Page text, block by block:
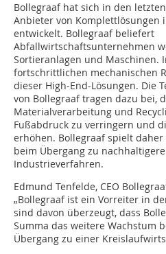
Bollegraaf hat sich in den
Anbieter von Komplettlösungen
entwickelt. Bollegraaf beliefert
Abfallwirtschaftsunternehmen
Sortieranlagen und Maschinen.
fortschrittlichen mechanischen
dieser High-End-Lösungen. Die
von Bollegraaf tragen dazu bei,
Materialverarbeitung und
Fußabdruck zu verringern und
erhöhen. Bollegraaf spielt
beim Übergang zu
Industrieverfahren.
Edmund Tenfelde, CEO
„Bollegraaf ist ein Vorreiter in
sind davon überzeugt, dass
Summa das weitere Wachstum
Übergang zu einer